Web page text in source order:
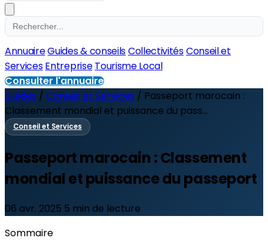
AnnuaireGuides & conseilsCollectivitésConseil et
ServicesEntreprise Tourisme Local
Consulter l'annuaire
Guides / Conseil et Services / Passeport marocain :
Classement mondial et puissance du pass...
Conseil et Services
Passeport marocain : Classement
mondial et puissance du passeport
06 avr. 2025 5 min de lecture
Sommaire